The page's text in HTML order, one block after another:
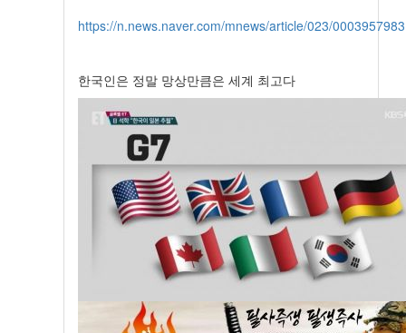
https://n.news.naver.com/mnews/article/023/0003957983
한국인은 정말 망상만큼은 세계 최고다